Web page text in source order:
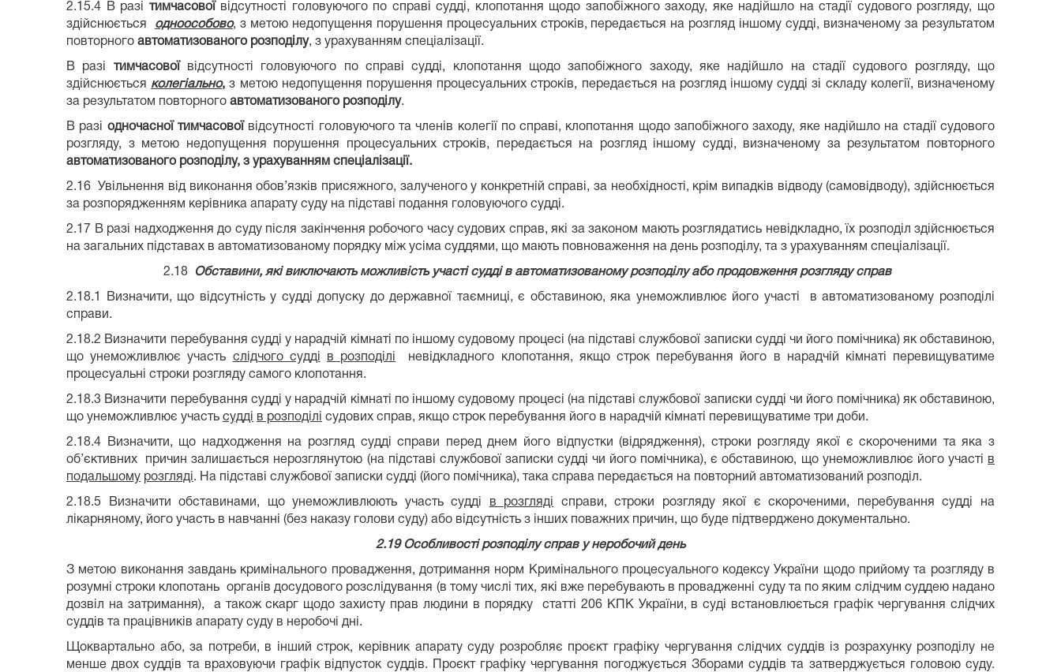
2.15.4 В разі тимчасової відсутності головуючого по справі судді, клопотання щодо запобіжного заходу, яке надійшло на стадії судового розгляду, що
здійснюється одноособово, з метою недопущення порушення процесуальних строків, передається на розгляд іншому судді, визначеному за результатом
повторного автоматизованого розподілу, з урахуванням спеціалізації.
В разі тимчасової відсутності головуючого по справі судді, клопотання щодо запобіжного заходу, яке надійшло на стадії судового розгляду, що
здійснюється колегіально, з метою недопущення порушення процесуальних строків, передається на розгляд іншому судді зі складу колегії, визначеному
за результатом повторного автоматизованого розподілу.
В разі одночасної тимчасової відсутності головуючого та членів колегії по справі, клопотання щодо запобіжного заходу, яке надійшло на стадії судового
розгляду, з метою недопущення порушення процесуальних строків, передається на розгляд іншому судді, визначеному за результатом повторного
автоматизованого розподілу, з урахуванням спеціалізації.
2.16 Увільнення від виконання обов’язків присяжного, залученого у конкретній справі, за необхідності, крім випадків відводу (самовідводу), здійснюється
за розпорядженням керівника апарату суду на підставі подання головуючого судді.
2.17 В разі надходження до суду після закінчення робочого часу судових справ, які за законом мають розглядатись невідкладно, їх розподіл здійснюється
на загальних підставах в автоматизованому порядку між усіма суддями, що мають повноваження на день розподілу, та з урахуванням спеціалізації.
2.18 Обставини, які виключають можливість участі судді в автоматизованому розподілу або продовження розгляду справ
2.18.1 Визначити, що відсутність у судді допуску до державної таємниці, є обставиною, яка унеможливлює його участі в автоматизованому розподілі
справи.
2.18.2 Визначити перебування судді у нарадчій кімнаті по іншому судовому процесі (на підставі службової записки судді чи його помічника) як обставиною,
що унеможливлює участь слідчого судді в розподілі невідкладного клопотання, якщо строк перебування його в нарадчій кімнаті перевищуватиме
процесуальні строки розгляду самого клопотання.
2.18.3 Визначити перебування судді у нарадчій кімнаті по іншому судовому процесі (на підставі службової записки судді чи його помічника) як обставиною,
що унеможливлює участь судді в розподілі судових справ, якщо строк перебування його в нарадчій кімнаті перевищуватиме три доби.
2.18.4 Визначити, що надходження на розгляд судді справи перед днем його відпустки (відрядження), строки розгляду якої є скороченими та яка з
об’єктивних причин залишається нерозглянутою (на підставі службової записки судді чи його помічника), є обставиною, що унеможливлює його участі в
подальшому розгляді. На підставі службової записки судді (його помічника), така справа передається на повторний автоматизований розподіл.
2.18.5 Визначити обставинами, що унеможливлюють участь судді в розгляді справи, строки розгляду якої є скороченими, перебування судді на
лікарняному, його участь в навчанні (без наказу голови суду) або відсутність з інших поважних причин, що буде підтверджено документально.
2.19 Особливості розподілу справ у неробочий день
З метою виконання завдань кримінального провадження, дотримання норм Кримінального процесуального кодексу України щодо прийому та розгляду в
розумні строки клопотань органів досудового розслідування (в тому числі тих, які вже перебувають в провадженні суду та по яким слідчим суддею надано
дозвіл на затримання), а також скарг щодо захисту прав людини в порядку статті 206 КПК України, в суді встановлюється графік чергування слідчих
суддів та працівників апарату суду в неробочі дні.
Щоквартально або, за потреби, в інший строк, керівник апарату суду розробляє проєкт графіку чергування слідчих суддів із розрахунку розподілу не
менше двох суддів та враховуючи графік відпусток суддів. Проєкт графіку чергування погоджується Зборами суддів та затверджується головою суду.